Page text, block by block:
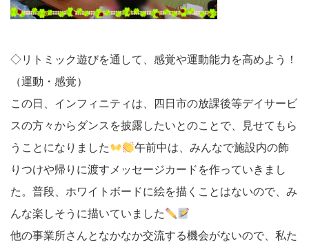
◇リトミック遊びを通して、感覚や運動能力を高めよう！
（運動・感覚）
この日、インフィニティは、四日市の放課後等デイサービ
スの方々からダンスを披露したいとのことで、見せてもら
うことになりました
午前中は、みんなで施設内の飾
りつけや帰りに渡すメッセージカードを作っていきまし
た。普段、ホワイトボードに絵を描くことはないので、み
んな楽しそうに描いていました
他の事業所さんとなかなか交流する機会がないので、私た